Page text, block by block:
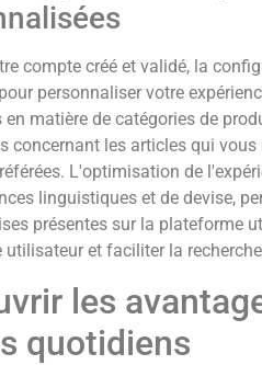
compte créé et validé, la
personnaliser votre
en matière de catégories de
concernant les articles qui
L'optimisation de
linguistiques et de devise,
présentes sur la plateforme
utilisateur et faciliter la
les
quotidiens